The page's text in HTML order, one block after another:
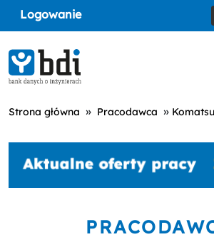
Logowanie
Strona główna » Pracodawca »